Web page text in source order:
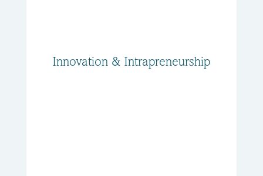
Innovation & Intrapreneurship